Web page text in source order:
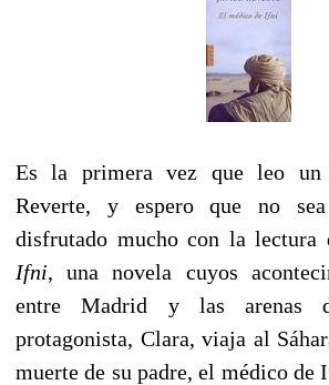
Es la primera vez que leo
Reverte, y espero que no
disfrutado mucho con la lectura
Ifni, una novela cuyos
entre Madrid y las arenas
protagonista, Clara, viaja al
muerte de su padre, el médico de